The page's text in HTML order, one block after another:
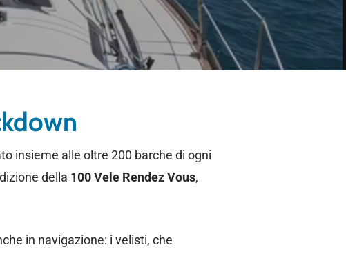
insieme alle oltre 200 barche di ogni
della 100 Vele Rendez Vous,
in navigazione: i velisti, che